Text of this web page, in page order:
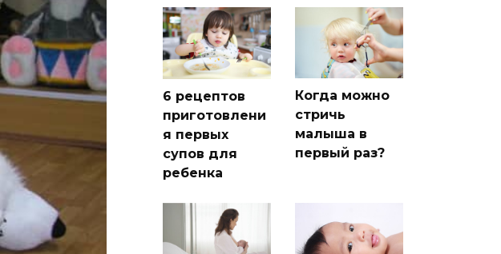
6 рецептов
приготовлени
я первых
супов для
ребенка
Когда можно
стричь
малыша в
первый раз?